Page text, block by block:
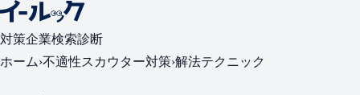
対策企業検索診断
ホーム›不適性スカウター対策›解法テクニック